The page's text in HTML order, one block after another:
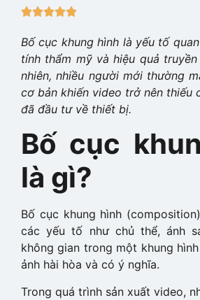

Bố cục khung hình là yếu tố
tính thẩm mỹ và hiệu quả
nhiên, nhiều người mới thường
cơ bản khiến video trở nên thiếu
đã đầu tư về thiết bị.
Bố cục
là gì?
Bố cục khung hình
các yếu tố như chủ thể, ánh
không gian trong một khung
ảnh hài hòa và có ý nghĩa.
Trong quá trình sản xuất video,